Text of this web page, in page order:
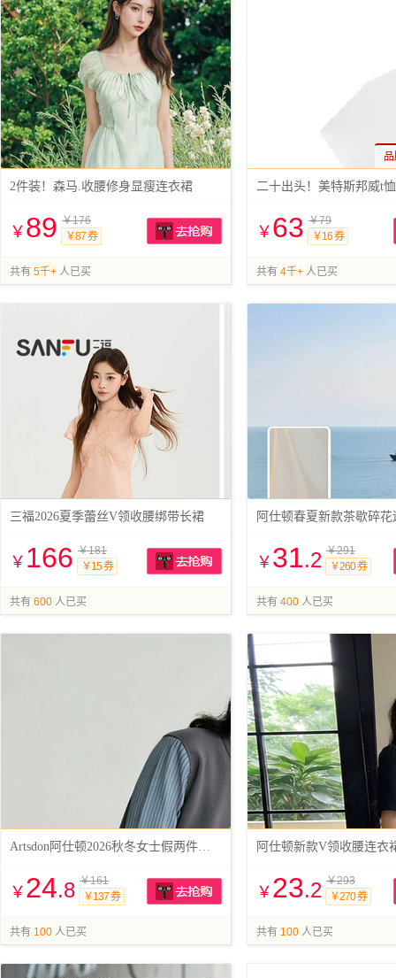
2件装！森马.收腰修身显瘦连衣裙
￥ 89 ￥176
￥87 券
共有 5千+ 人已买
二十出头！美特斯邦威t
￥ 63 ￥79
￥16 券
共有 4千+ 人已买
三福2026夏季蕾丝V领收腰绑带长裙
￥ 166 ￥181
￥15 券
共有 600 人已买
￥ 31.2 ￥291
￥260 券
共有 400 人已买
Artsdon阿仕顿2026秋冬女士假两件针织衫
￥ 24.8 ￥161
￥137 券
共有 100 人已买
￥ 23.2 ￥293
￥270 券
共有 100 人已买